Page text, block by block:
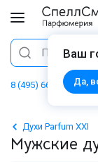
Ваш
Да,
Поиск
8 (495) 668 06 02
Духи Parfum XXI
Мужские